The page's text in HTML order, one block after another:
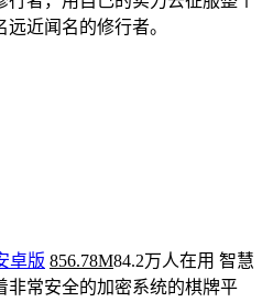
近闻名的修行者。
卓版 856.78M84.2万人在用 智慧
非常安全的加密系统的棋牌平